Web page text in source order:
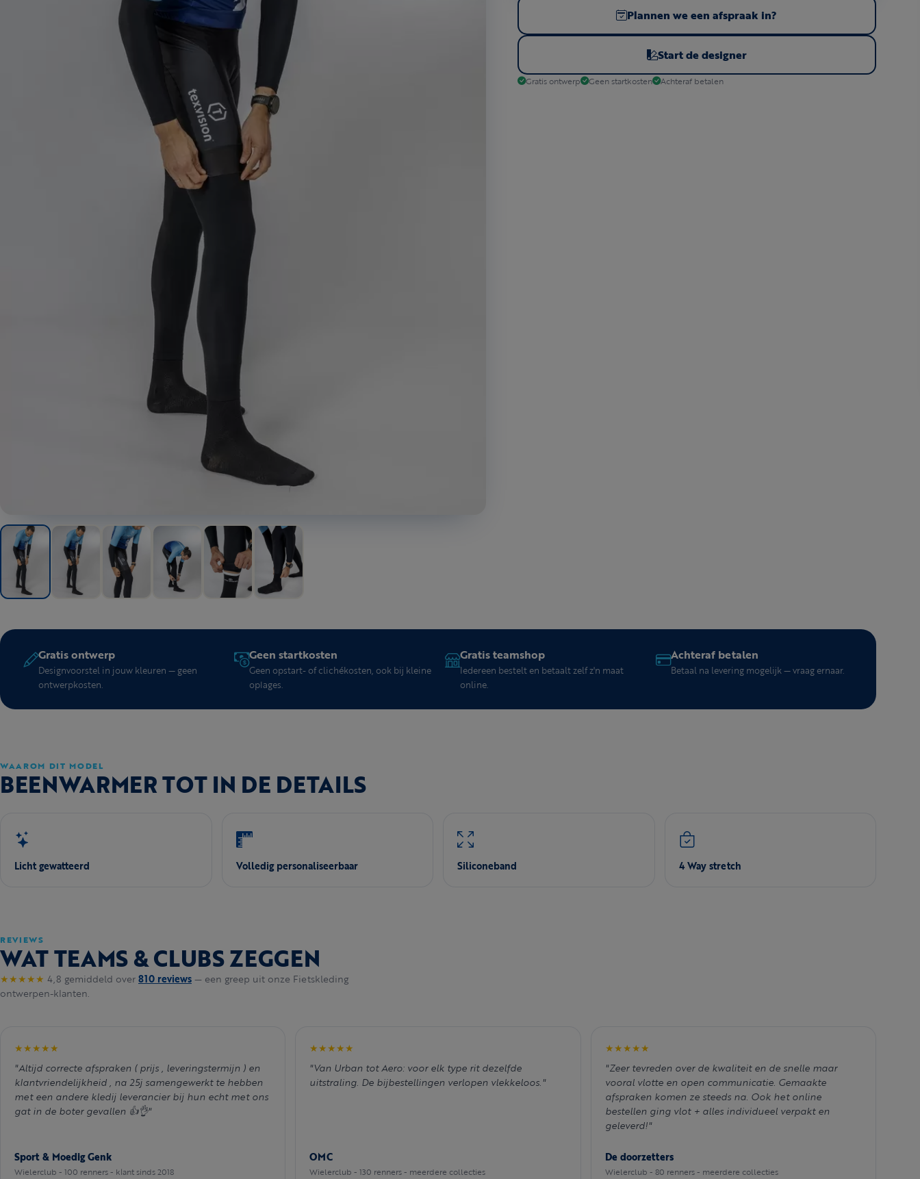
Plannen we een afspraak in?
Start de designer
Gratis ontwerp Geen startkosten Achteraf betalen
Gratis ontwerp
Designvoorstel in jouw kleuren — geen
ontwerpkosten.
Geen startkosten
Geen opstart- of clichékosten, ook bij kleine
oplages.
Gratis teamshop
Iedereen bestelt en betaalt zelf z'n maat
online.
Achteraf betalen
Betaal na levering mogelijk — vraag ernaar.
WAAROM DIT MODEL
BEENWARMER TOT IN DE DETAILS
Licht gewatteerd Volledig personaliseerbaar Siliconeband 4 Way stretch
REVIEWS
WAT TEAMS & CLUBS ZEGGEN
★★★★★ 4,8 gemiddeld over810 reviews— een greep uit onze Fietskleding
ontwerpen-klanten.
★★★★★
"Altijd correcte afspraken ( prijs , leveringstermijn ) en
klantvriendelijkheid , na 25j samengewerkt te hebben
met een andere kledij leverancier bij hun echt met ons
gat in de boter gevallen 👍👌"
Sport & Moedig Genk
Wielerclub - 100 renners - klant sinds 2018
★★★★★
"Van Urban tot Aero: voor elk type rit dezelfde
uitstraling. De bijbestellingen verlopen vlekkeloos."
OMC
Wielerclub - 130 renners - meerdere collecties
★★★★★
"Zeer tevreden over de kwaliteit en de snelle maar
vooral vlotte en open communicatie. Gemaakte
afspraken komen ze steeds na. Ook het online
bestellen ging vlot + alles individueel verpakt en
geleverd!"
De doorzetters
Wielerclub - 80 renners - meerdere collecties